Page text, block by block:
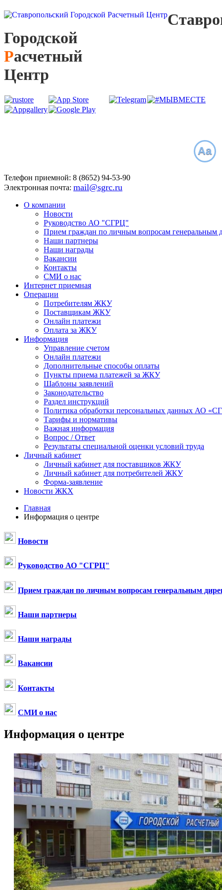
С
Городской
Расчетный
Центр
Aa
Телефон приемной: 8 (8652) 94-53-90
Электронная почта: mail@sgrc.ru
О компании
Новости
Руководство АО "СГРЦ"
Прием граждан по личным вопросам генеральным
Наши партнеры
Наши награды
Вакансии
Контакты
СМИ о нас
Интернет приемная
Операции
Потребителям ЖКУ
Поставщикам ЖКУ
Онлайн платежи
Оплата за ЖКУ
Информация
Управление счетом
Онлайн платежи
Дополнительные способы оплаты
Пункты приема платежей за ЖКУ
Шаблоны заявлений
Законодательство
Раздел инструкций
Политика обработки персональных данных АО
Тарифы и нормативы
Важная информация
Вопрос / Ответ
Результаты специальной оценки условий труда
Личный кабинет
Личный кабинет для поставщиков ЖКУ
Личный кабинет для потребителей ЖКУ
Форма-заявление
Новости ЖКХ
Главная
Информация о центре
Новости
Руководство АО "СГРЦ"
Прием граждан по личным вопросам генеральным
Наши партнеры
Наши награды
Вакансии
Контакты
СМИ о нас
Информация о центре